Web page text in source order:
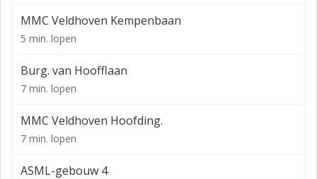
MMC Veldhoven Kempenbaan
5 min. lopen
Burg. van Hoofflaan
7 min. lopen
MMC Veldhoven Hoofding.
7 min. lopen
ASML-gebouw 4